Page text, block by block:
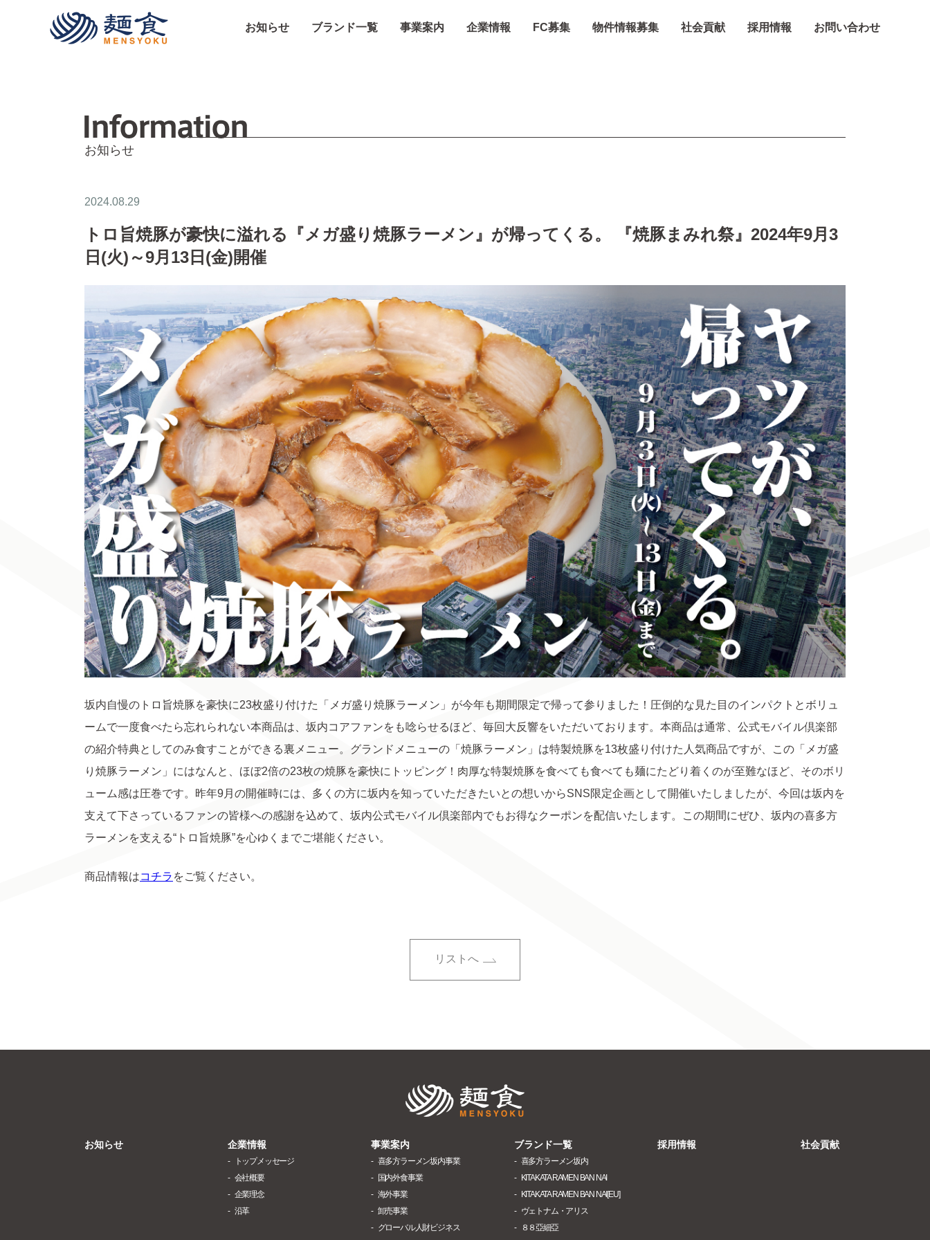
株式会社麺食
お知らせ
ブランド一覧 事業案内 企業情報 FC募集 物件情報募集 社会貢献 採用情報 お問い合わせ
お知らせ
2024.08.29
トロ旨焼豚が豪快に溢れる『メガ盛り焼豚ラーメン』が帰ってくる。 『焼豚まみれ祭』2024年9月3
日(火)～9月13日(金)開催
坂内自慢のトロ旨焼豚を豪快に23枚盛り付けた「メガ盛り焼豚ラーメン」が今年も期間限定で帰って参りました！圧倒的な見た目のインパクトとボリュ
ームで一度食べたら忘れられない本商品は、坂内コアファンをも唸らせるほど、毎回大反響をいただいております。本商品は通常、公式モバイル倶楽部
の紹介特典としてのみ食すことができる裏メニュー。グランドメニューの「焼豚ラーメン」は特製焼豚を13枚盛り付けた人気商品ですが、この「メガ盛
り焼豚ラーメン」にはなんと、ほぼ2倍の23枚の焼豚を豪快にトッピング！肉厚な特製焼豚を食べても食べても麺にたどり着くのが至難なほど、そのボリ
ューム感は圧巻です。昨年9月の開催時には、多くの方に坂内を知っていただきたいとの想いからSNS限定企画として開催いたしましたが、今回は坂内を
支えて下さっているファンの皆様への感謝を込めて、坂内公式モバイル倶楽部内でもお得なクーポンを配信いたします。この期間にぜひ、坂内の喜多方
ラーメンを支える“トロ旨焼豚”を心ゆくまでご堪能ください。
商品情報はコチラ をご覧ください。
リストへ
株式会社麺食
お知らせ 企業情報
トップメッセージ
会社概要
企業理念
沿革
事業案内
喜多方ラーメン坂内事業
国内外食事業
海外事業
卸売事業
グローバル人財ビジネス
ブランド一覧
喜多方ラーメン坂内
KITAKATA RAMEN BAN NAI
KITAKATA RAMEN BAN NAI[EU]
ヴェトナム・アリス
８８亞細亞
採用情報 社会貢献